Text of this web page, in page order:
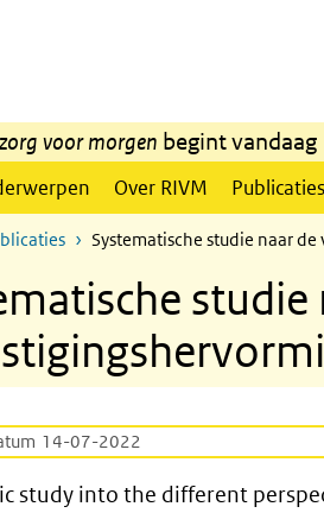
voor morgen begint vandaag
Over RIVM Publicaties
Systematische studie naar
14-07-2022
study into the
study into the different